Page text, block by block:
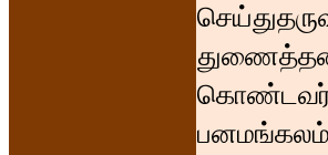
கொண்டவர்.